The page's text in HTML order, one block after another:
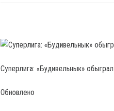
Суперлига: «Будивельнык»
Обновлено